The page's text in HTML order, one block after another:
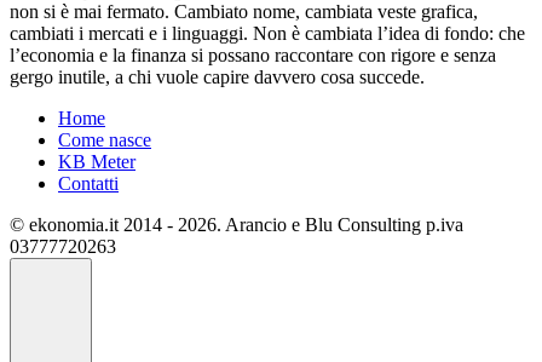
non si è mai fermato. Cambiato nome, cambiata veste grafica,
cambiati i mercati e i linguaggi. Non è cambiata l’idea di fondo: che
l’economia e la finanza si possano raccontare con rigore e senza
gergo inutile, a chi vuole capire davvero cosa succede.
Home
Come nasce
KB Meter
Contatti
© ekonomia.it 2014 - 2026. Arancio e Blu Consulting p.iva
03777720263